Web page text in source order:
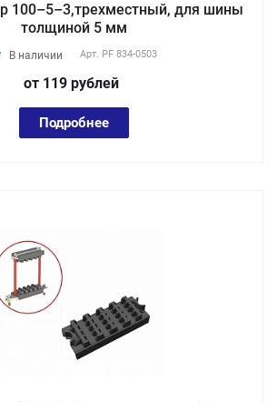
100–5–3,трехместный, для шины
толщиной 5 мм
В наличии Арт. PF 834-0503
от 119 рублей
Подробнее